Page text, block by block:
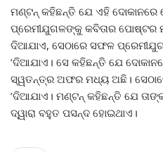
ମଣ୍ଟନ୍ କହିଛନ୍ତି ଯେ ଏହି ଦୋକାନରେ
ପ୍ରେମୀଯୁଗଳଙ୍କୁ କବିତାର ପୋଷ୍ଟର
ଦିଆଯାଏ, ସେଠାରେ ସଫଳ
’ଦିଆଯାଏ। ସେ କହିଛନ୍ତି ଯେ
ସ୍ୱତନ୍ତ୍ର ଅଫର ମଧ୍ୟ ଅଛି।
’ଦିଆଯାଏ। ମଣ୍ଟନ୍ କହିଛନ୍ତି ଯେ
ଦ୍ୱାରା ବହୁତ ପସନ୍ଦ ହୋଇଥାଏ।